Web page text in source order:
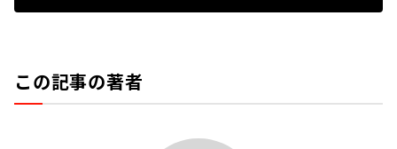
この記事の著者